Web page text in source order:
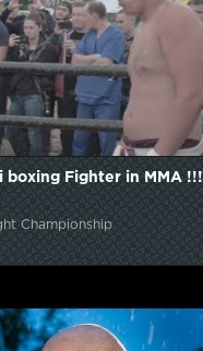
boxing Fighter in MMA !!!
Championship